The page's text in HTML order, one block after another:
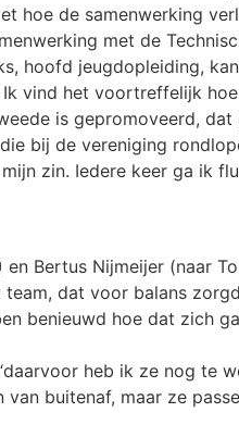
hoe de samenwerking
met de
hoofd jeugdopleiding,
vind het voortreffelijk
is gepromoveerd,
bij de vereniging
zin. Iedere keer ga ik
Bertus Nijmeijer (naar
dat voor balans
benieuwd hoe dat zich
heb ik ze nog te
buitenaf, maar ze